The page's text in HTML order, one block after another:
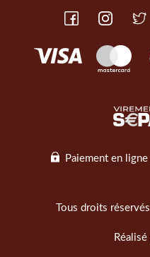
Paiement en
Tous droits
Réalisé